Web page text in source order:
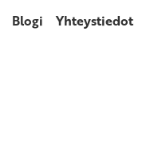
Blogi Yhteystiedot